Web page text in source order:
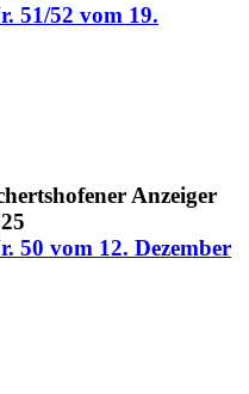
51/52 vom 19.
50 vom 12. Dezember